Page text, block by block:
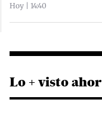
Hoy | 14:40
Lo + visto